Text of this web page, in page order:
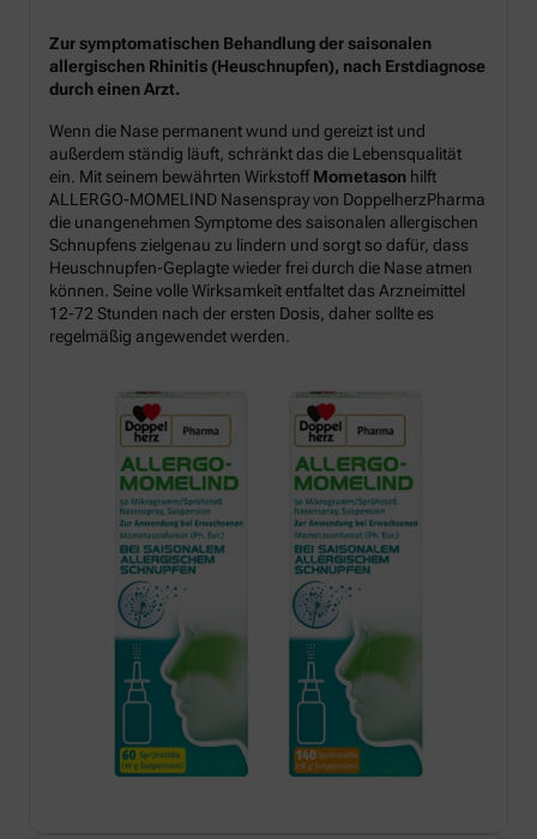
Zur symptomatischen Behandlung der saisonalen
allergischen Rhinitis (Heuschnupfen), nach Erstdiagnose
durch einen Arzt.
Wenn die Nase permanent wund und gereizt ist und
außerdem ständig läuft, schränkt das die Lebensqualität
ein. Mit seinem bewährten WirkstoffMometason hilft
ALLERGO-MOMELIND Nasenspray von DoppelherzPharma
die unangenehmen Symptome des saisonalen allergischen
Schnupfens zielgenau zu lindern und sorgt so dafür, dass
Heuschnupfen-Geplagte wieder frei durch die Nase atmen
können. Seine volle Wirksamkeit entfaltet das Arzneimittel
12-72 Stunden nach der ersten Dosis, daher sollte es
regelmäßig angewendet werden.